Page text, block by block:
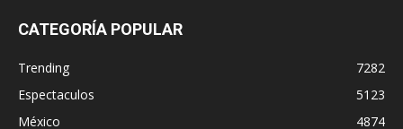
CATEGORÍA POPULAR
Trending
7282
Espectaculos
5123
México
4874